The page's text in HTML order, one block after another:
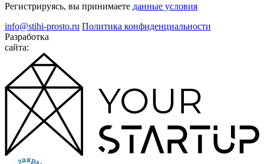
Регистрируясь, вы принимаете данные условия
info@stihi-prosto.ru Политика конфиденциальности
Разработка
сайта: